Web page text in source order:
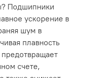
Подшипники
ускорение в
шум в
плавность
счете,